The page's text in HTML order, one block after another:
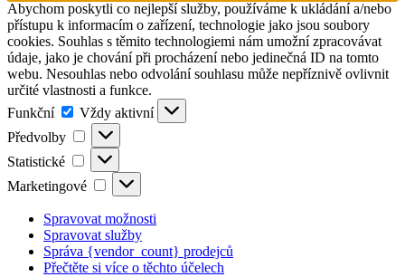
Abychom poskytli co nejlepší služby, používáme k ukládání a/nebo
přístupu k informacím o zařízení, technologie jako jsou soubory
cookies. Souhlas s těmito technologiemi nám umožní zpracovávat
údaje, jako je chování při procházení nebo jedinečná ID na tomto
webu. Nesouhlas nebo odvolání souhlasu může nepříznivě ovlivnit
určité vlastnosti a funkce.
Funkční
Funkční
Vždy aktivní
Předvolby
Předvolby
Statistické Statistické
Marketingové Marketingové
Spravovat možnosti
Spravovat služby
Správa {vendor_count} prodejců
Přečtěte si více o těchto účelech